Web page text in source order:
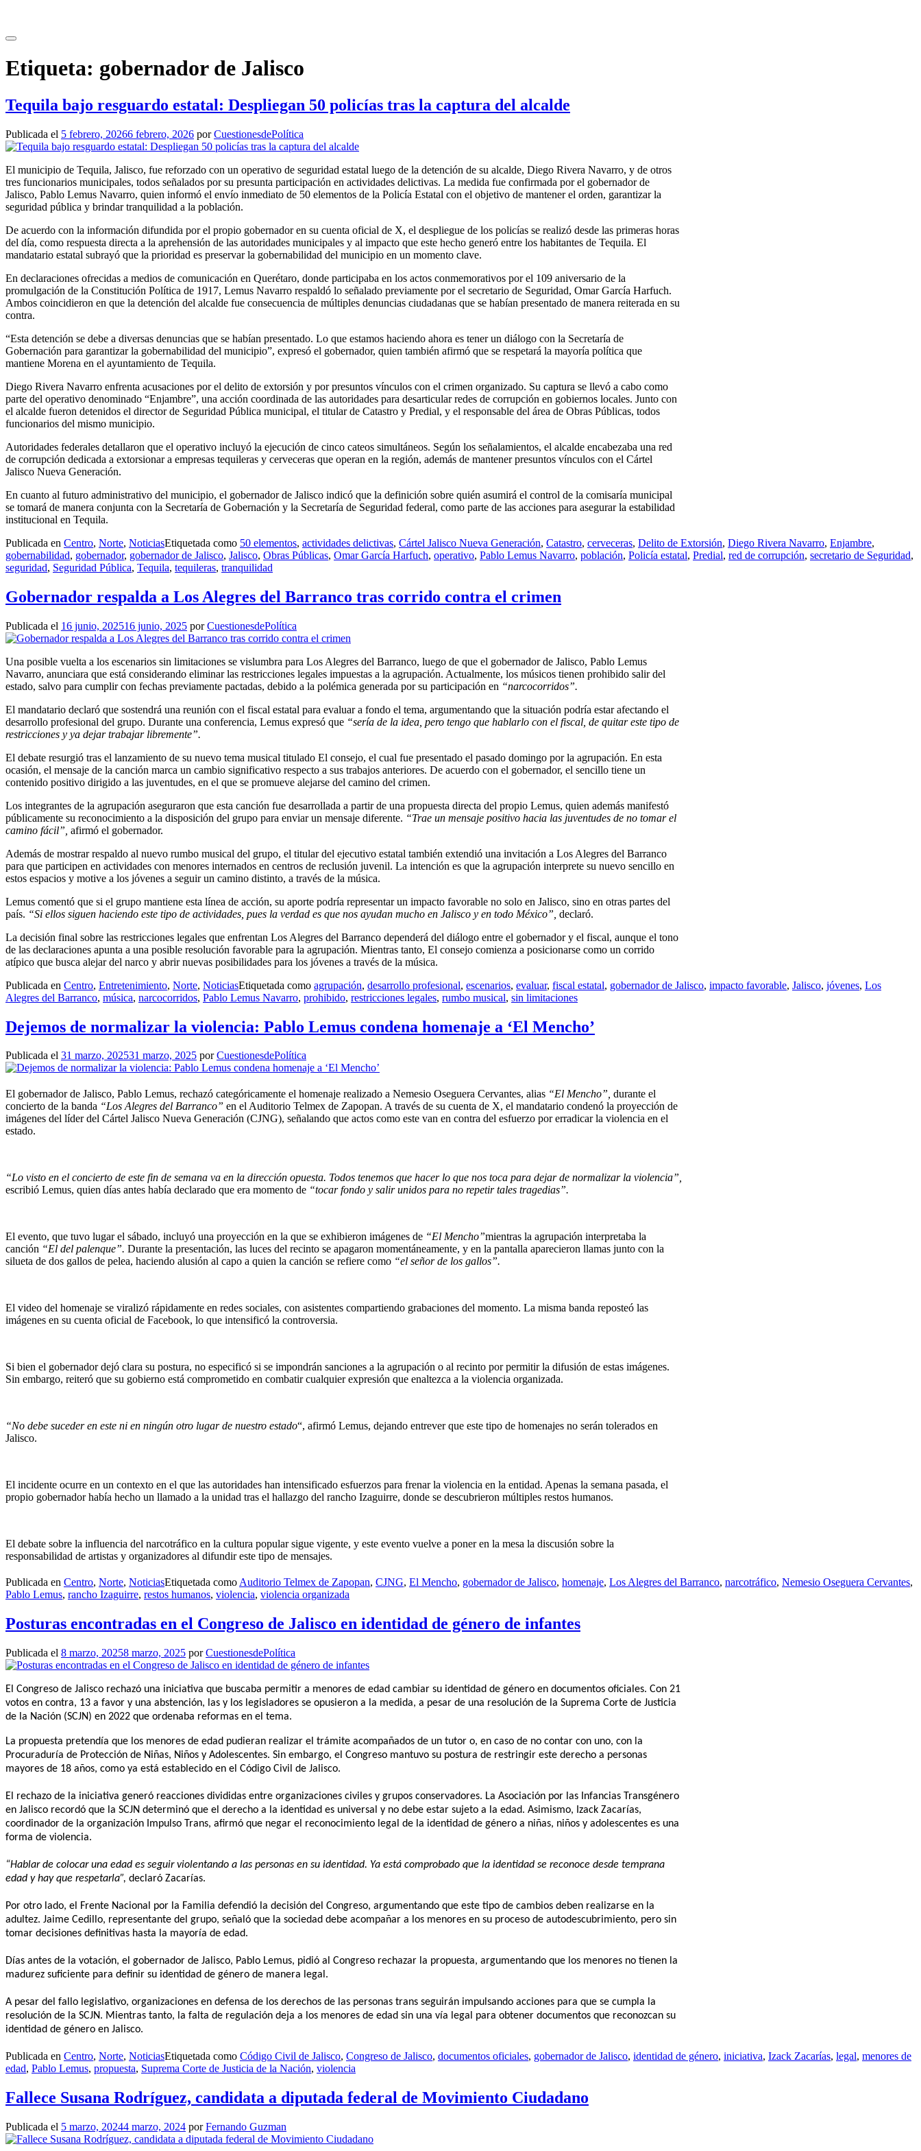
contenido
Etiqueta: gobernador de Jalisco
Tequila bajo resguardo estatal: Despliegan 50 policías tras la captura del alcalde
Publicada el 5 febrero, 20266 febrero, 2026 porCuestionesdePolítica
El municipio de Tequila, Jalisco, fue reforzado con un operativo de seguridad estatal luego de la detención de su alcalde, Diego Rivera Navarro, y de otros
tres funcionarios municipales, todos señalados por su presunta participación en actividades delictivas. La medida fue confirmada por el gobernador de
Jalisco, Pablo Lemus Navarro, quien informó el envío inmediato de 50 elementos de la Policía Estatal con el objetivo de mantener el orden, garantizar la
seguridad pública y brindar tranquilidad a la población.
De acuerdo con la información difundida por el propio gobernador en su cuenta oficial de X, el despliegue de los policías se realizó desde las primeras horas
del día, como respuesta directa a la aprehensión de las autoridades municipales y al impacto que este hecho generó entre los habitantes de Tequila. El
mandatario estatal subrayó que la prioridad es preservar la gobernabilidad del municipio en un momento clave.
En declaraciones ofrecidas a medios de comunicación en Querétaro, donde participaba en los actos conmemorativos por el 109 aniversario de la
promulgación de la Constitución Política de 1917, Lemus Navarro respaldó lo señalado previamente por el secretario de Seguridad, Omar García Harfuch.
Ambos coincidieron en que la detención del alcalde fue consecuencia de múltiples denuncias ciudadanas que se habían presentado de manera reiterada en su
contra.
“Esta detención se debe a diversas denuncias que se habían presentado. Lo que estamos haciendo ahora es tener un diálogo con la Secretaría de
Gobernación para garantizar la gobernabilidad del municipio”, expresó el gobernador, quien también afirmó que se respetará la mayoría política que
mantiene Morena en el ayuntamiento de Tequila.
Diego Rivera Navarro enfrenta acusaciones por el delito de extorsión y por presuntos vínculos con el crimen organizado. Su captura se llevó a cabo como
parte del operativo denominado “Enjambre”, una acción coordinada de las autoridades para desarticular redes de corrupción en gobiernos locales. Junto con
el alcalde fueron detenidos el director de Seguridad Pública municipal, el titular de Catastro y Predial, y el responsable del área de Obras Públicas, todos
funcionarios del mismo municipio.
Autoridades federales detallaron que el operativo incluyó la ejecución de cinco cateos simultáneos. Según los señalamientos, el alcalde encabezaba una red
de corrupción dedicada a extorsionar a empresas tequileras y cerveceras que operan en la región, además de mantener presuntos vínculos con el Cártel
Jalisco Nueva Generación.
En cuanto al futuro administrativo del municipio, el gobernador de Jalisco indicó que la definición sobre quién asumirá el control de la comisaría municipal
se tomará de manera conjunta con la Secretaría de Gobernación y la Secretaría de Seguridad federal, como parte de las acciones para asegurar la estabilidad
institucional en Tequila.
Publicada en Centro, Norte, NoticiasEtiquetada como 50 elementos, actividades delictivas, Cártel Jalisco Nueva Generación, Catastro, cerveceras, Delito de Extorsión, Diego Rivera Navarro, Enjambre,
gobernabilidad, gobernador, gobernador de Jalisco, Jalisco, Obras Públicas, Omar García Harfuch, operativo, Pablo Lemus Navarro, población, Policía estatal, Predial, red de corrupción, secretario de Seguridad,
seguridad, Seguridad Pública, Tequila, tequileras, tranquilidad
Gobernador respalda a Los Alegres del Barranco tras corrido contra el crimen
Publicada el 16 junio, 202516 junio, 2025 porCuestionesdePolítica
Una posible vuelta a los escenarios sin limitaciones se vislumbra para Los Alegres del Barranco, luego de que el gobernador de Jalisco, Pablo Lemus
Navarro, anunciara que está considerando eliminar las restricciones legales impuestas a la agrupación. Actualmente, los músicos tienen prohibido salir del
estado, salvo para cumplir con fechas previamente pactadas, debido a la polémica generada por su participación en “narcocorridos”.
El mandatario declaró que sostendrá una reunión con el fiscal estatal para evaluar a fondo el tema, argumentando que la situación podría estar afectando el
desarrollo profesional del grupo. Durante una conferencia, Lemus expresó que “sería de la idea, pero tengo que hablarlo con el fiscal, de quitar este tipo de
restricciones y ya dejar trabajar libremente”.
El debate resurgió tras el lanzamiento de su nuevo tema musical titulado El consejo, el cual fue presentado el pasado domingo por la agrupación. En esta
ocasión, el mensaje de la canción marca un cambio significativo respecto a sus trabajos anteriores. De acuerdo con el gobernador, el sencillo tiene un
contenido positivo dirigido a las juventudes, en el que se promueve alejarse del camino del crimen.
Los integrantes de la agrupación aseguraron que esta canción fue desarrollada a partir de una propuesta directa del propio Lemus, quien además manifestó
públicamente su reconocimiento a la disposición del grupo para enviar un mensaje diferente. “Trae un mensaje positivo hacia las juventudes de no tomar el
camino fácil”, afirmó el gobernador.
Además de mostrar respaldo al nuevo rumbo musical del grupo, el titular del ejecutivo estatal también extendió una invitación a Los Alegres del Barranco
para que participen en actividades con menores internados en centros de reclusión juvenil. La intención es que la agrupación interprete su nuevo sencillo en
estos espacios y motive a los jóvenes a seguir un camino distinto, a través de la música.
Lemus comentó que si el grupo mantiene esta línea de acción, su aporte podría representar un impacto favorable no solo en Jalisco, sino en otras partes del
país. “Si ellos siguen haciendo este tipo de actividades, pues la verdad es que nos ayudan mucho en Jalisco y en todo México”, declaró.
La decisión final sobre las restricciones legales que enfrentan Los Alegres del Barranco dependerá del diálogo entre el gobernador y el fiscal, aunque el tono
de las declaraciones apunta a una posible resolución favorable para la agrupación. Mientras tanto, El consejo comienza a posicionarse como un corrido
atípico que busca alejar del narco y abrir nuevas posibilidades para los jóvenes a través de la música.
Publicada en Centro, Entretenimiento, Norte, NoticiasEtiquetada como agrupación, desarrollo profesional, escenarios, evaluar, fiscal estatal, gobernador de Jalisco, impacto favorable, Jalisco, jóvenes, Los
Alegres del Barranco, música, narcocorridos, Pablo Lemus Navarro, prohibido, restricciones legales, rumbo musical, sin limitaciones
Dejemos de normalizar la violencia: Pablo Lemus condena homenaje a ‘El Mencho’
Publicada el 31 marzo, 202531 marzo, 2025 porCuestionesdePolítica
El gobernador de Jalisco, Pablo Lemus, rechazó categóricamente el homenaje realizado a Nemesio Oseguera Cervantes, alias “El Mencho”, durante el
concierto de la banda “Los Alegres del Barranco” en el Auditorio Telmex de Zapopan. A través de su cuenta de X, el mandatario condenó la proyección de
imágenes del líder del Cártel Jalisco Nueva Generación (CJNG), señalando que actos como este van en contra del esfuerzo por erradicar la violencia en el
estado.
“Lo visto en el concierto de este fin de semana va en la dirección opuesta. Todos tenemos que hacer lo que nos toca para dejar de normalizar la violencia”,
escribió Lemus, quien días antes había declarado que era momento de “tocar fondo y salir unidos para no repetir tales tragedias”.
El evento, que tuvo lugar el sábado, incluyó una proyección en la que se exhibieron imágenes de “El Mencho”mientras la agrupación interpretaba la
canción “El del palenque”. Durante la presentación, las luces del recinto se apagaron momentáneamente, y en la pantalla aparecieron llamas junto con la
silueta de dos gallos de pelea, haciendo alusión al capo a quien la canción se refiere como “el señor de los gallos”.
El video del homenaje se viralizó rápidamente en redes sociales, con asistentes compartiendo grabaciones del momento. La misma banda reposteó las
imágenes en su cuenta oficial de Facebook, lo que intensificó la controversia.
Si bien el gobernador dejó clara su postura, no especificó si se impondrán sanciones a la agrupación o al recinto por permitir la difusión de estas imágenes.
Sin embargo, reiteró que su gobierno está comprometido en combatir cualquier expresión que enaltezca a la violencia organizada.
“No debe suceder en este ni en ningún otro lugar de nuestro estado“, afirmó Lemus, dejando entrever que este tipo de homenajes no serán tolerados en
Jalisco.
El incidente ocurre en un contexto en el que las autoridades han intensificado esfuerzos para frenar la violencia en la entidad. Apenas la semana pasada, el
propio gobernador había hecho un llamado a la unidad tras el hallazgo del rancho Izaguirre, donde se descubrieron múltiples restos humanos.
El debate sobre la influencia del narcotráfico en la cultura popular sigue vigente, y este evento vuelve a poner en la mesa la discusión sobre la
responsabilidad de artistas y organizadores al difundir este tipo de mensajes.
Publicada en Centro, Norte, NoticiasEtiquetada comoAuditorio Telmex de Zapopan, CJNG, El Mencho, gobernador de Jalisco, homenaje, Los Alegres del Barranco, narcotráfico, Nemesio Oseguera Cervantes,
Pablo Lemus, rancho Izaguirre, restos humanos, violencia, violencia organizada
Posturas encontradas en el Congreso de Jalisco en identidad de género de infantes
Publicada el 8 marzo, 20258 marzo, 2025 porCuestionesdePolítica
El Congreso de Jalisco rechazó una iniciativa que buscaba permitir a menores de edad cambiar su identidad de género en documentos oficiales. Con 21
votos en contra, 13 a favor y una abstención, las y los legisladores se opusieron a la medida, a pesar de una resolución de la Suprema Corte de Justicia
de la Nación (SCJN) en 2022 que ordenaba reformas en el tema.
La propuesta pretendía que los menores de edad pudieran realizar el trámite acompañados de un tutor o, en caso de no contar con uno, con la
Procuraduría de Protección de Niñas, Niños y Adolescentes. Sin embargo, el Congreso mantuvo su postura de restringir este derecho a personas
mayores de 18 años, como ya está establecido en el Código Civil de Jalisco.
El rechazo de la iniciativa generó reacciones divididas entre organizaciones civiles y grupos conservadores. La Asociación por las Infancias Transgénero
en Jalisco recordó que la SCJN determinó que el derecho a la identidad es universal y no debe estar sujeto a la edad. Asimismo, Izack Zacarías,
coordinador de la organización Impulso Trans, afirmó que negar el reconocimiento legal de la identidad de género a niñas, niños y adolescentes es una
forma de violencia.
“Hablar de colocar una edad es seguir violentando a las personas en su identidad. Ya está comprobado que la identidad se reconoce desde temprana
edad y hay que respetarla”, declaró Zacarías.
Por otro lado, el Frente Nacional por la Familia defendió la decisión del Congreso, argumentando que este tipo de cambios deben realizarse en la
adultez. Jaime Cedillo, representante del grupo, señaló que la sociedad debe acompañar a los menores en su proceso de autodescubrimiento, pero sin
tomar decisiones definitivas hasta la mayoría de edad.
Días antes de la votación, el gobernador de Jalisco, Pablo Lemus, pidió al Congreso rechazar la propuesta, argumentando que los menores no tienen la
madurez suficiente para definir su identidad de género de manera legal.
A pesar del fallo legislativo, organizaciones en defensa de los derechos de las personas trans seguirán impulsando acciones para que se cumpla la
resolución de la SCJN. Mientras tanto, la falta de regulación deja a los menores de edad sin una vía legal para obtener documentos que reconozcan su
identidad de género en Jalisco.
Publicada en Centro, Norte, NoticiasEtiquetada como Código Civil de Jalisco, Congreso de Jalisco, documentos oficiales, gobernador de Jalisco, identidad de género, iniciativa, Izack Zacarías, legal, menores de
edad, Pablo Lemus, propuesta, Suprema Corte de Justicia de la Nación, violencia
Fallece Susana Rodríguez, candidata a diputada federal de Movimiento Ciudadano
Publicada el 5 marzo, 20244 marzo, 2024 porFernando Guzman